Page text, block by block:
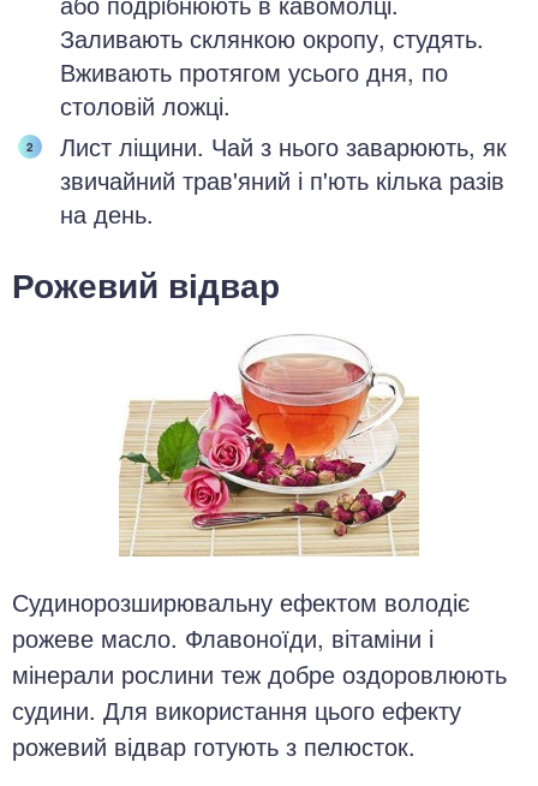
Заливають склянкою окропу, студять.
Вживають протягом усього дня, по
столовій ложці.
Лист ліщини. Чай з нього заварюють, як
звичайний трав'яний і п'ють кілька разів
на день.
Рожевий відвар
Судинорозширювальну ефектом володіє
рожеве масло. Флавоноїди, вітаміни і
мінерали рослини теж добре оздоровлюють
судини. Для використання цього ефекту
рожевий відвар готують з пелюсток.